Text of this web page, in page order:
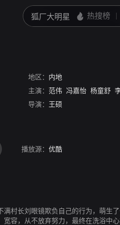
地区： 内地
主演： 范伟 冯嘉怡 杨童舒
导演： 王硕
播放源： 优酷
村长刘眼镜欺负自己的行为，萌生
容，从不放弃努力，最终在洗浴中